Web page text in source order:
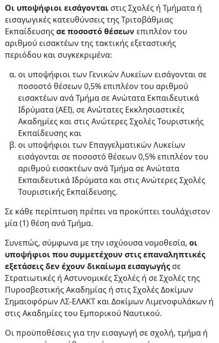
Οι υποψήφιοι εισάγονται στις Σχολές ή Τμήματα ή
εισαγωγικές κατευθύνσεις της Τριτοβάθμιας
Εκπαίδευσηςσε ποσοστό θέσεων επιπλέον του
αριθμού εισακτέων της τακτικής εξεταστικής
περιόδου και συγκεκριμένα:
οι υποψήφιοι των Γενικών Λυκείων εισάγονται σε
ποσοστό θέσεων 0,5% επιπλέον του αριθμού
εισακτέων ανά Τμήμα σε Ανώτατα Εκπαιδευτικά
Ιδρύματα (ΑΕΙ), σε Ανώτατες Εκκλησιαστικές
Ακαδημίες και στις Ανώτερες Σχολές Τουριστικής
Εκπαίδευσης και
οι υποψήφιοι των Επαγγελματικών Λυκείων
εισάγονται σε ποσοστό θέσεων 0,5% επιπλέον του
αριθμού εισακτέων ανά Τμήμα σε Ανώτατα
Εκπαιδευτικά Ιδρύματα και στις Ανώτερες Σχολές
Τουριστικής Εκπαίδευσης.
Σε κάθε περίπτωση πρέπει να προκύπτει τουλάχιστον
μία (1) θέση ανά Τμήμα.
Συνεπώς, σύμφωνα με την ισχύουσα νομοθεσία, οι
υποψήφιοι που συμμετέχουν στις επαναληπτικές
εξετάσεις δεν έχουν δικαίωμα εισαγωγής σε
Στρατιωτικές ή Αστυνομικές Σχολές ή σε Σχολές της
Πυροσβεστικής Ακαδημίας ή στις Σχολές Δοκίμων
Σημαιοφόρων ΛΣ-ΕΛΑΚΤ και Δοκίμων Λιμενοφυλάκων ή
στις Ακαδημίες του Εμπορικού Ναυτικού.
Οι προϋποθέσεις για την εισαγωγή σε σχολή, τμήμα ή